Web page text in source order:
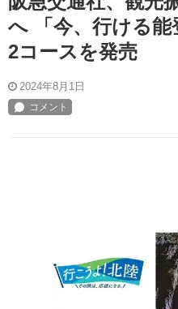
へ 「今、行ける
2コースを発売
2024年8月1日